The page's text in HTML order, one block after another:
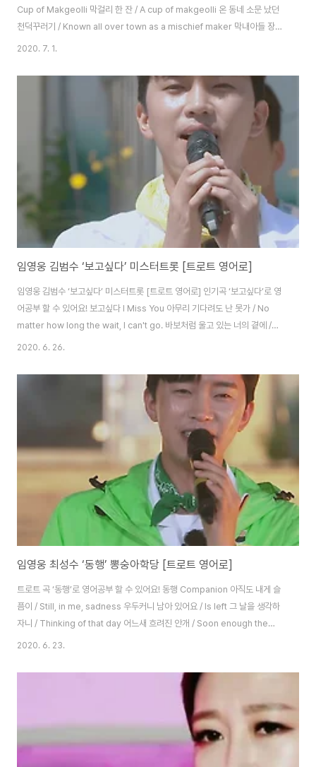
Cup of Makgeolli 막걸리 한 잔 / A cup of makgeolli 온 동네 소문 났던
천덕꾸러기 / Known all over town as a mischief maker 막내아들 장가
가던 날 / The day his youngest son got married 앓던 이가 빠졌다며
was dancing 아버지 우리 아들 많이 컸지요 / Father, my son has
grown a lot 인물은 그래도 내가 낫지요 / Still, I am better looking 고사
2020. 7. 1.
임영웅 김범수 ‘보고싶다’ 미스터트롯 [트로트 영어로]
임영웅 김범수 ‘보고싶다’ 미스터트롯 [트로트 영어로] 인기곡 ‘보고싶다’로 영
어공부 할 수 있어요! 보고싶다 I Miss You 아무리 기다려도 난 못가 / No
matter how long the wait, I can't go. 바보처럼 울고 있는 너의 곁에 /
Crying like a fool, by your side 상처만 주는 나를 왜 모르고 / Why
waiting, go away 보고 싶다 보고 싶다 / I miss you. I miss you 이런 내
가 미워질만큼 / I hate myself like this 울고 싶다 네게 무릎꿇고 / I want
to cry, kneel before yo..
2020. 6. 26.
임영웅 최성수 ‘동행’ 뽕숭아학당 [트로트 영어로]
트로트 곡 ‘동행’로 영어공부 할 수 있어요! 동행 Companion 아직도 내게 슬
픔이 / Still, in me, sadness 우두커니 남아 있어요 / Is left 그 날을 생각하
자니 / Thinking of that day 어느새 흐려진 안개 / Soon enough the
mist rises 빈 밤을 오가는 마음 / The heart traveling through the
고 / Not knowing which way in the dark 외로워 헤매는 미로 / A
labyrinth of loneliness 누가 나와 같이 함께 / Who will join me 울어 줄
2020. 6. 23.